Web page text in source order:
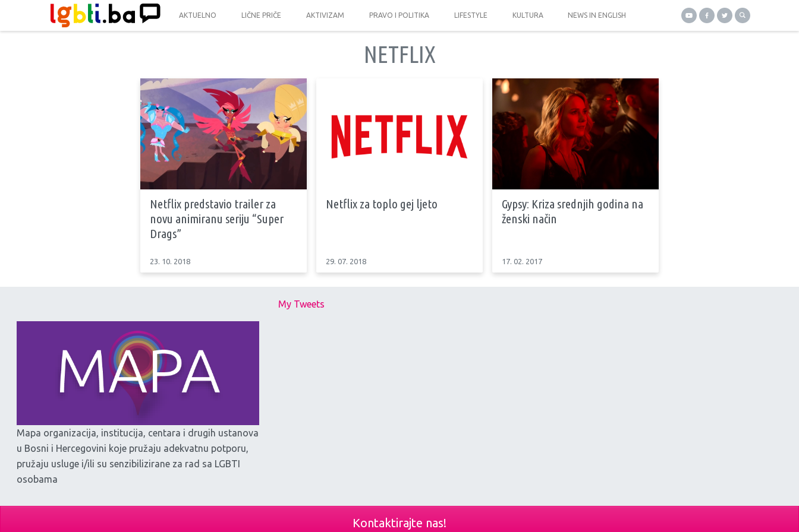
AKTUELNO LIČNE PRIČE AKTIVIZAM PRAVO I POLITIKA LIFESTYLE KULTURA NEWS IN ENGLISH
NETFLIX
Netflix predstavio trailer za
novu animiranu seriju “Super
Drags”
23. 10. 2018
Netflix za toplo gej ljeto
29. 07. 2018
Gypsy: Kriza srednjih godina na
ženski način
17. 02. 2017
Mapa organizacija, institucija, centara i drugih ustanova
u Bosni i Hercegovini koje pružaju adekvatnu potporu,
pružaju usluge i/ili su senzibilizirane za rad sa LGBTI
osobama
My Tweets
Kontaktirajte nas!